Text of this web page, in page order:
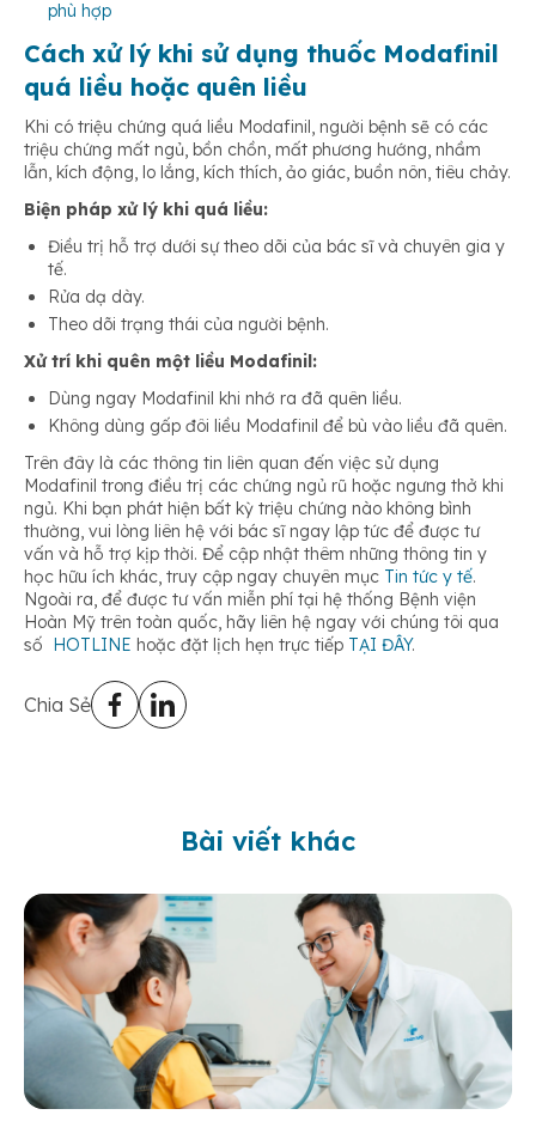
phù hợp
Cách xử lý khi sử dụng thuốc Modafinil
quá liều hoặc quên liều
Khi có triệu chứng quá liều Modafinil, người bệnh sẽ có các
triệu chứng mất ngủ, bồn chồn, mất phương hướng, nhầm
lẫn, kích động, lo lắng, kích thích, ảo giác, buồn nôn, tiêu chảy.
Biện pháp xử lý khi quá liều:
Điều trị hỗ trợ dưới sự theo dõi của bác sĩ và chuyên gia y
tế.
Rửa dạ dày.
Theo dõi trạng thái của người bệnh.
Xử trí khi quên một liều Modafinil:
Dùng ngay Modafinil khi nhớ ra đã quên liều.
Không dùng gấp đôi liều Modafinil để bù vào liều đã quên.
Trên đây là các thông tin liên quan đến việc sử dụng
Modafinil trong điều trị các chứng ngủ rũ hoặc ngưng thở khi
ngủ. Khi bạn phát hiện bất kỳ triệu chứng nào không bình
thường, vui lòng liên hệ với bác sĩ ngay lập tức để được tư
vấn và hỗ trợ kịp thời. Để cập nhật thêm những thông tin y
học hữu ích khác, truy cập ngay chuyên mục Tin tức y tế.
Ngoài ra, để được tư vấn miễn phí tại hệ thống Bệnh viện
Hoàn Mỹ trên toàn quốc, hãy liên hệ ngay với chúng tôi qua
số HOTLINE hoặc đặt lịch hẹn trực tiếp TẠI ĐÂY.
Chia Sẻ
Bài viết khác